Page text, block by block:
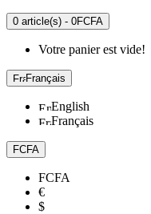
0 article(s) - 0FCFA
Votre panier est vide!
Français
English
Français
FCFA
FCFA
€
$